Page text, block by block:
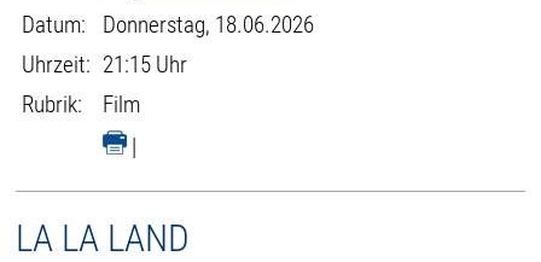
Datum:
Donnerstag, 18.06.2026
Uhrzeit: 21:15 Uhr
Rubrik:
Film
|
LA LA LAND